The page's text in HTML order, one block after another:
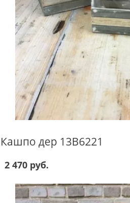
Кашпо дер 13B6221
2 470 руб.